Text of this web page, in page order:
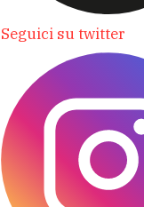
Seguici su twitter